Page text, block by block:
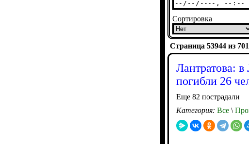
Сортировка
Страница 53944 из
Лантратова:
погибли 26
Еще 82 пострадали
Категория: Все \